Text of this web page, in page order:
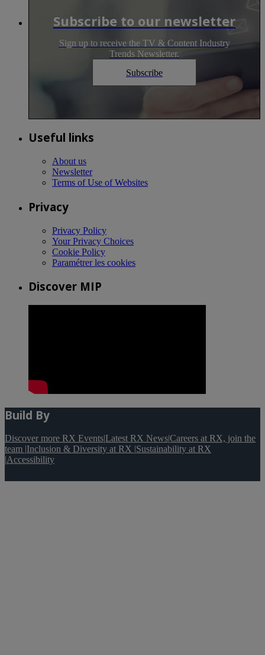
Subscribe to our newsletter
Sign up to receive the TV & Content Industry
Trends Newsletter.
Subscribe
Useful links
About us
Newsletter
Terms of Use of Websites
Privacy
Privacy Policy
Your Privacy Choices
Cookie Policy
Paramétrer les cookies
Discover MIP
Build By
Discover more RX Events|Latest RX News|Careers at RX, join the
team |Inclusion & Diversity at RX |Sustainability at RX
|Accessibility